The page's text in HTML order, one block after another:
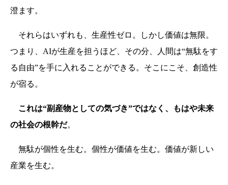
澄ます。
それらはいずれも、生産性ゼロ。しかし価値は無限。
つまり、AIが生産を担うほど、その分、人間は“無駄をす
る自由”を手に入れることができる。そこにこそ、創造性
が宿る。
これは“副産物としての気づき”ではなく、もはや未来
の社会の根幹だ。
無駄が個性を生む。個性が価値を生む。価値が新しい
産業を生む。